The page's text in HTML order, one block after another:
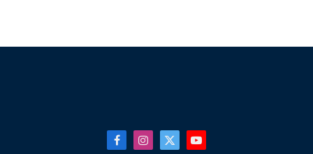
FacebookInstagram
X
YouTube